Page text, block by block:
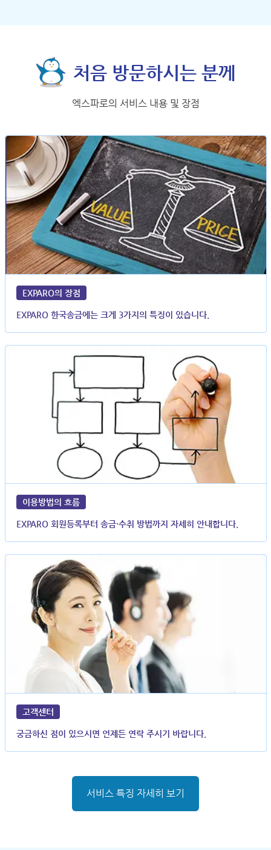
처음 방문하시는 분께
엑스파로의 서비스 내용 및 장점
EXPARO의 장점
EXPARO 한국송금에는 크게 3가지의 특징이 있습니다.
이용방법의 흐름
EXPARO 회원등록부터 송금·수취 방법까지 자세히 안내합니다.
고객센터
궁금하신 점이 있으시면 언제든 연락 주시기 바랍니다.
서비스 특징 자세히 보기